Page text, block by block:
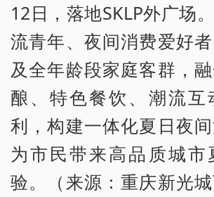
12日，落地SKLP外广场
流青年、夜间消费爱好
及全年龄段家庭客群，
酿、特色餐饮、潮流互
利，构建一体化夏日夜间
为市民带来高品质城市
验。（来源：重庆新光